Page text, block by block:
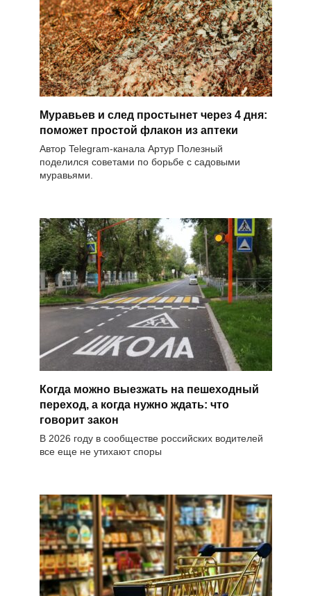
Муравьев и след простынет через 4 дня:
поможет простой флакон из аптеки
Автор Telegram-канала Артур Полезный
поделился советами по борьбе с садовыми
муравьями.
Когда можно выезжать на пешеходный
переход, а когда нужно ждать: что
говорит закон
В 2026 году в сообществе российских водителей
все еще не утихают споры